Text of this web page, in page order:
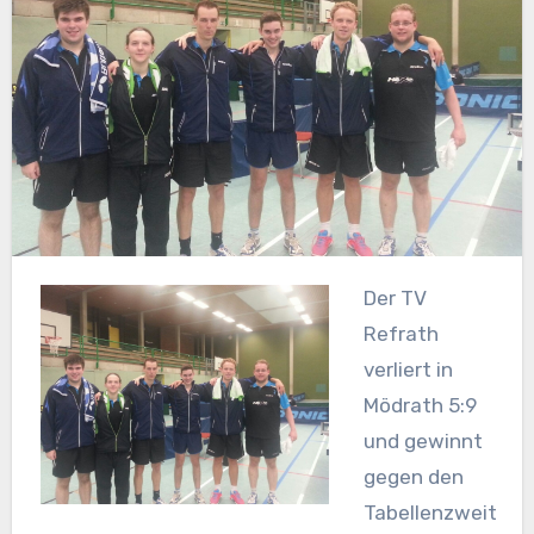
Der TV
Refrath
verliert in
Mödrath 5:9
und gewinnt
gegen den
Tabellenzweit